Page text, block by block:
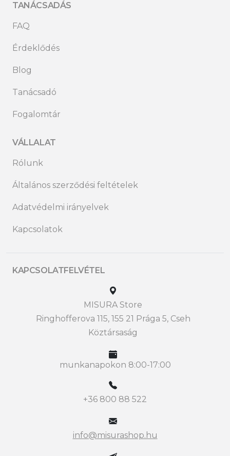
TANÁCSADÁS
FAQ
Érdeklődés
Blog
Tanácsadó
Fogalomtár
VÁLLALAT
Rólunk
Általános szerződési feltételek
Adatvédelmi irányelvek
Kapcsolatok
KAPCSOLATFELVÉTEL
MISURA Store
Ringhofferova 115, 155 21 Prága 5, Cseh
Köztársaság
munkanapokon 8:00-17:00
+36 800 88 522
info@misurashop.hu